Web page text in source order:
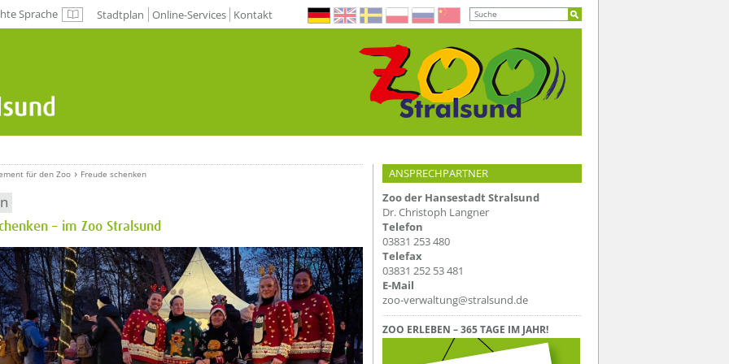
Sprache Leichte Sprache
Stadtplan Online-Services Kontakt
für den Zoo Freude schenken
– im Zoo Stralsund
titel ???
ANSPRECHPARTNER
Zoo der Hansestadt Stralsund
Dr. Christoph Langner
Telefon
03831 253 480
Telefax
03831 252 53 481
E-Mail
zoo-verwaltung@stralsund.de
ZOO ERLEBEN – 365 TAGE IM JAHR!